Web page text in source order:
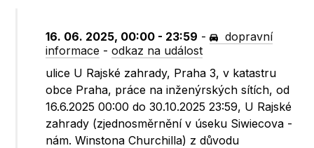
16. 06. 2025, 00:00 - 23:59 -
dopravní
informace -odkaz na událost
ulice U Rajské zahrady, Praha 3, v katastru
obce Praha, práce na inženýrských sítích, od
16.6.2025 00:00 do 30.10.2025 23:59, U Rajské
zahrady (zjednosměrnění v úseku Siwiecova -
nám. Winstona Churchilla) z důvodu